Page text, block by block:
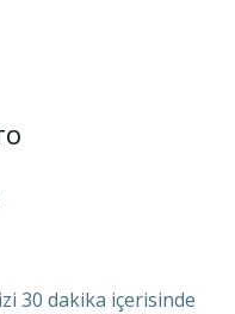
30 dakika içerisinde